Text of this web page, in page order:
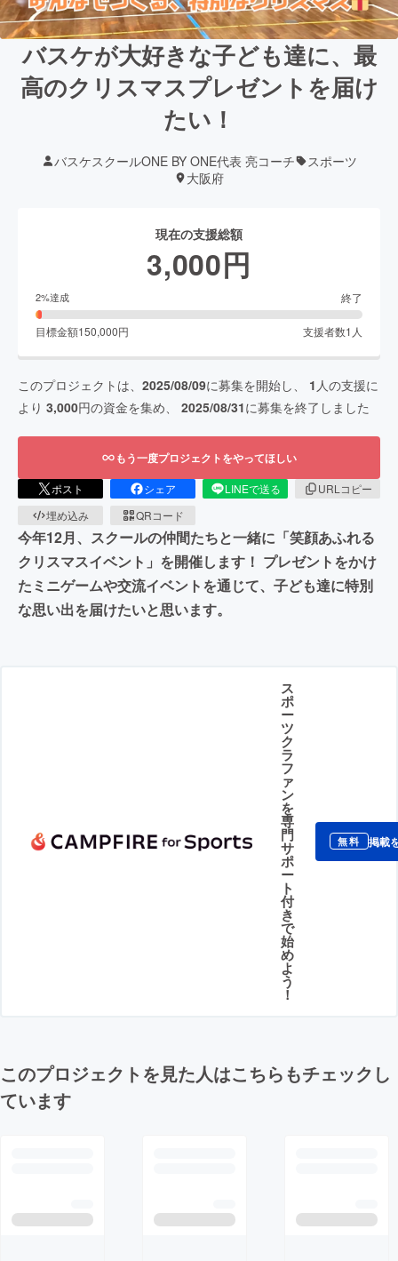
バスケが大好きな子ども達に、最
高のクリスマスプレゼントを届け
たい！
バスケスクールONE BY ONE代表 亮コーチ
スポーツ
大阪府
現在の支援総額
3,000円
2%達成 終了
目標金額150,000円 支援者数1 人
このプロジェクトは、 2025/08/09に募集を開始し、 1 人の支援に
より 3,000円の資金を集め、 2025/08/31に募集を終了しました
もう一度プロジェクトをやってほしい
ポスト シェア LINEで送る
URLコピー
埋め込み
QRコード
今年12月、スクールの仲間たちと一緒に「笑顔あふれる
クリスマスイベント」を開催します！ プレゼントをかけ
たミニゲームや交流イベントを通じて、子ども達に特別
な思い出を届けたいと思います。
ス
ポ
ー
ツ
ク
ラ
フ
ァ
ン
を
専
門
サ
ポ
ー
ト
付
き
で
始
め
よ
う
！
無料 掲載
このプロジェクトを見た人はこちらもチェックし
ています